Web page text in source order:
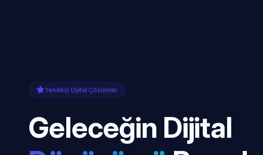
Yenilikçi Dijital Çözümler
Geleceğin Dijital